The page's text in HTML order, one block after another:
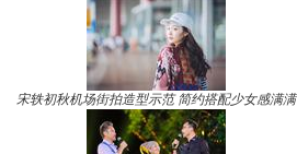
宋轶初秋机场街拍造型示范 简约搭配少女感满满